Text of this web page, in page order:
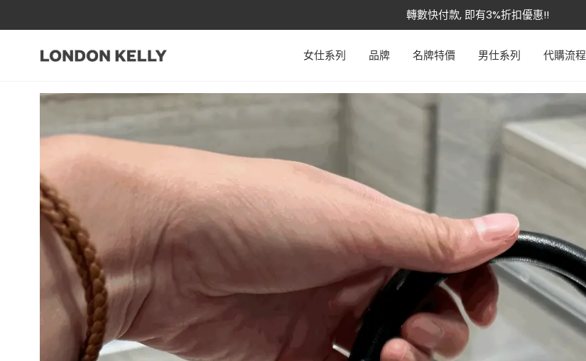
本週特價 - Dior 低至7折
轉數快付款, 即有3%折扣優惠!!
女仕系列 品牌 名牌特價 男仕系列 代購流程